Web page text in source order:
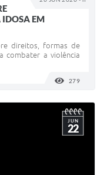
IDOSA EM
direitos, formas de
combater a violência
279
JUN
22